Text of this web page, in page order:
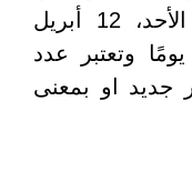
الشمس. والقمر في تاريخ الأحد، 12 أبريل
2026 يبلغ من العمر 24.65 يومًا وتعتبر عدد
جديد او بمعنى